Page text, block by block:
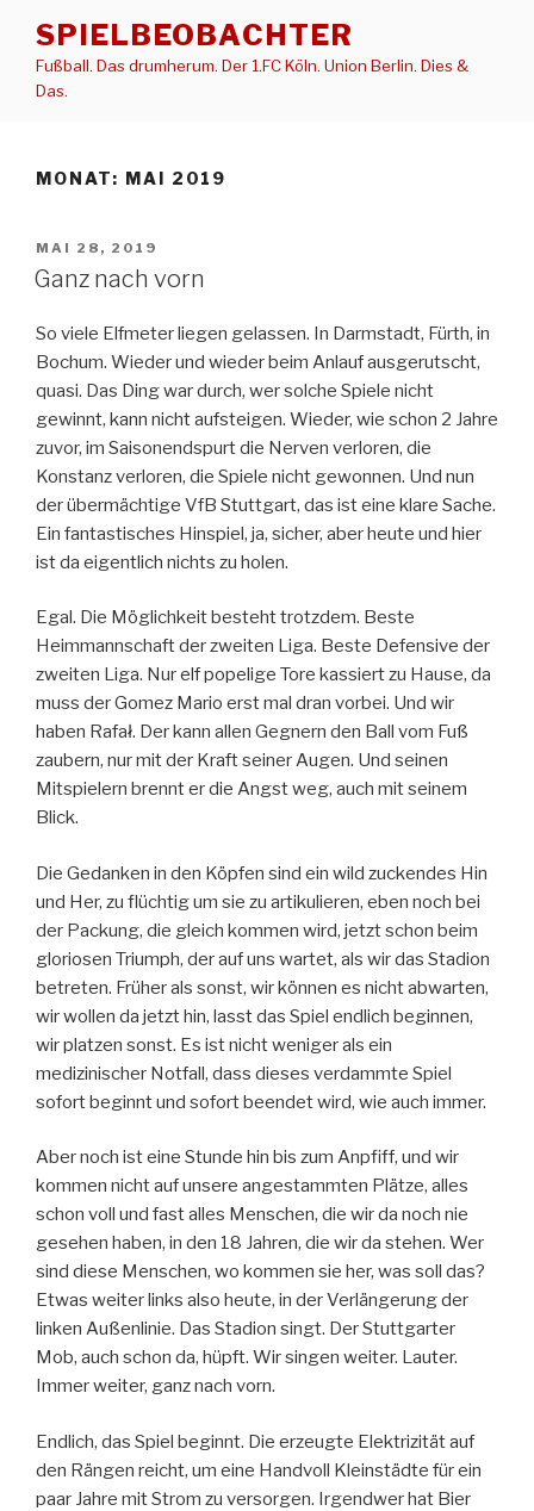
Inhalt
springen
SPIELBEOBACHTER
Fußball. Das drumherum. Der 1.FC Köln. Union Berlin. Dies &
Das.
MONAT: MAI 2019
VERÖFFENTLICHT
AM
MAI 28, 2019
Ganz nach vorn
So viele Elfmeter liegen gelassen. In Darmstadt, Fürth, in
Bochum. Wieder und wieder beim Anlauf ausgerutscht,
quasi. Das Ding war durch, wer solche Spiele nicht
gewinnt, kann nicht aufsteigen. Wieder, wie schon 2 Jahre
zuvor, im Saisonendspurt die Nerven verloren, die
Konstanz verloren, die Spiele nicht gewonnen. Und nun
der übermächtige VfB Stuttgart, das ist eine klare Sache.
Ein fantastisches Hinspiel, ja, sicher, aber heute und hier
ist da eigentlich nichts zu holen.
Egal. Die Möglichkeit besteht trotzdem. Beste
Heimmannschaft der zweiten Liga. Beste Defensive der
zweiten Liga. Nur elf popelige Tore kassiert zu Hause, da
muss der Gomez Mario erst mal dran vorbei. Und wir
haben Rafał. Der kann allen Gegnern den Ball vom Fuß
zaubern, nur mit der Kraft seiner Augen. Und seinen
Mitspielern brennt er die Angst weg, auch mit seinem
Blick.
Die Gedanken in den Köpfen sind ein wild zuckendes Hin
und Her, zu flüchtig um sie zu artikulieren, eben noch bei
der Packung, die gleich kommen wird, jetzt schon beim
gloriosen Triumph, der auf uns wartet, als wir das Stadion
betreten. Früher als sonst, wir können es nicht abwarten,
wir wollen da jetzt hin, lasst das Spiel endlich beginnen,
wir platzen sonst. Es ist nicht weniger als ein
medizinischer Notfall, dass dieses verdammte Spiel
sofort beginnt und sofort beendet wird, wie auch immer.
Aber noch ist eine Stunde hin bis zum Anpfiff, und wir
kommen nicht auf unsere angestammten Plätze, alles
schon voll und fast alles Menschen, die wir da noch nie
gesehen haben, in den 18 Jahren, die wir da stehen. Wer
sind diese Menschen, wo kommen sie her, was soll das?
Etwas weiter links also heute, in der Verlängerung der
linken Außenlinie. Das Stadion singt. Der Stuttgarter
Mob, auch schon da, hüpft. Wir singen weiter. Lauter.
Immer weiter, ganz nach vorn.
Endlich, das Spiel beginnt. Die erzeugte Elektrizität auf
den Rängen reicht, um eine Handvoll Kleinstädte für ein
paar Jahre mit Strom zu versorgen. Irgendwer hat Bier